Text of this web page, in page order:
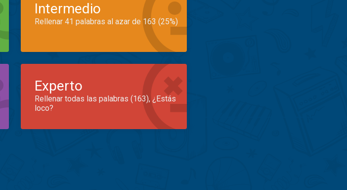
Intermedio
Rellenar 41 palabras al azar de 163 (25%)
Experto
Rellenar todas las palabras (163), ¿Estás
loco?